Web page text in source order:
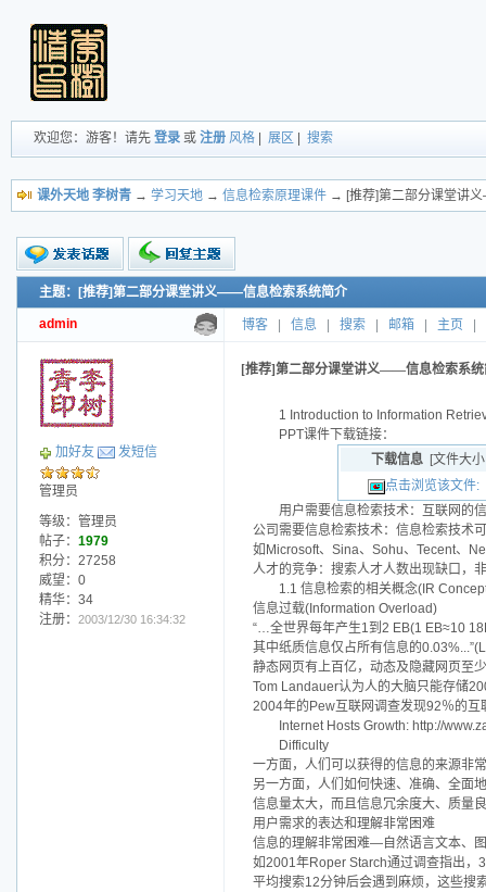
欢迎您：游客！请先 登录 或 注册 风格 展区 搜索
课外天地 李树青 → 学习天地 → 信息检索原理课件 → [推荐]第二部分课堂讲
新的主题
投票帖
交易帖
小字报
主题：[推荐]第二部分课堂讲义——信息检索系统简介
admin 博客 信息 搜索 邮箱 主页
加好友 发短信
管理员
等级：管理员
帖子： 1979
积分：27258
威望：0
精华：34
注册： 2003/12/30 16:34:32
[推荐]第二部分课堂讲义——信息检索系统
1 Introduction to Information
PPT课件下载链接：
下载信息[文件大小
点击浏览该文件:
用户需要信息检索技术：互联网的
公司需要信息检索技术：信息检索技术
如Microsoft、Sina、Sohu、Tecent、
人才的竞争：搜索人才人数出现缺口，
1.1 信息检索的相关概念(IR
信息过载(Information Overload)
“…全世界每年产生1到2 EB(1 EB≈10
其中纸质信息仅占所有信息的
静态网页有上百亿，动态及隐藏网页至
Tom Landauer认为人的大脑只能存储
2004年的Pew互联网调查发现92％的
Internet Hosts Growth: http://
Difficulty
一方面，人们可以获得的信息的来源非
另一方面，人们如何快速、准确、全面
信息量太大，而且信息冗余度大、质量
用户需求的表达和理解非常困难
信息的理解非常困难—自然语言文本、
如2001年Roper Starch通过调查指出，
平均搜索12分钟后会遇到麻烦，这些搜